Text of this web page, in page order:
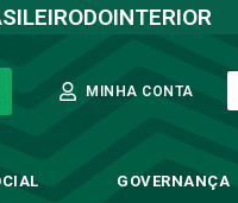
MINHA CONTA
GOVERNANÇA